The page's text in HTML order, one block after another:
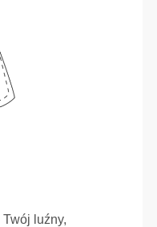
luźny,